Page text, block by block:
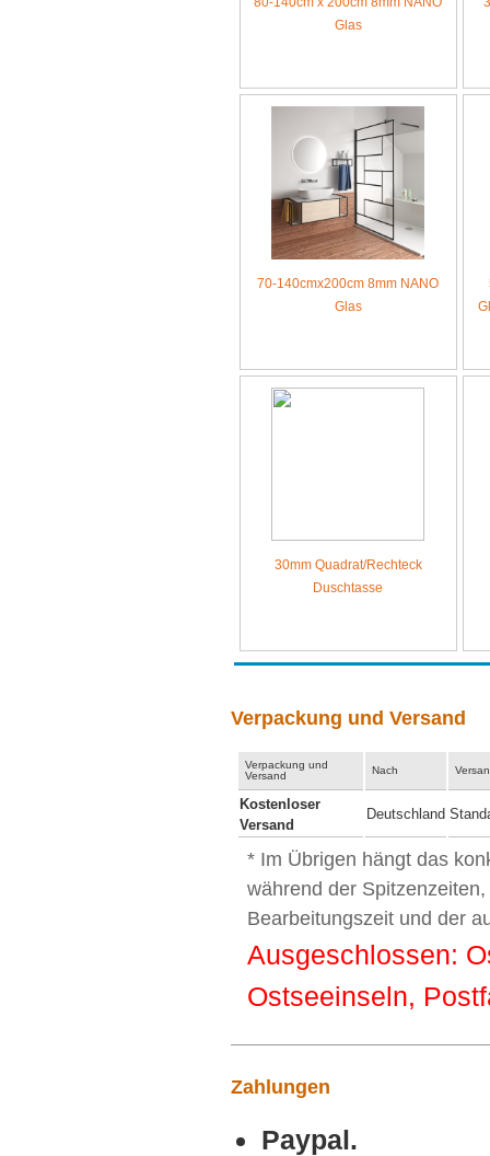
Glas
70-140cmx200cm 8mm NANO
Glas
30mm Quadrat/Rechteck
Duschtasse
Verpackung und Versand
Verpackung und
Versand
Nach
Kostenloser
Versand
Deutschland
* Im Übrigen hängt das
während der
Bearbeitungszeit und der
Ausgeschlossen:
Ostseeinseln,
Zahlungen
Paypal.